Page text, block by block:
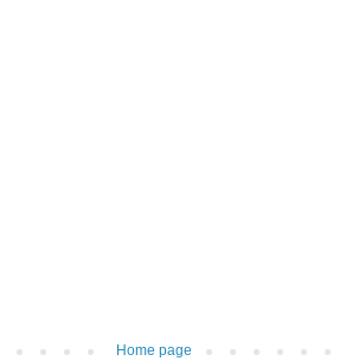
Home page